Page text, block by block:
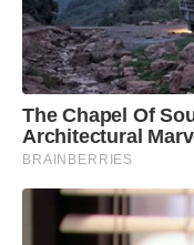
The Chapel Of
Architectural
BRAINBERRIES